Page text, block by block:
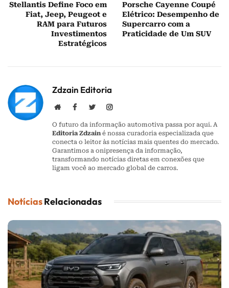
Stellantis Define Foco em
Fiat, Jeep, Peugeot e
RAM para Futuros
Investimentos
Estratégicos
Porsche Cayenne Coupé
Elétrico: Desempenho de
Supercarro com a
Praticidade de Um SUV
Zdzain Editoria
WebsiteFacebookTwitterInstagram
O futuro da informação automotiva passa por aqui. A
Editoria Zdzain é nossa curadoria especializada que
conecta o leitor às notícias mais quentes do mercado.
Garantimos a onipresença da informação,
transformando notícias diretas em conexões que
ligam você ao mercado global de carros.
NotíciasRelacionadas